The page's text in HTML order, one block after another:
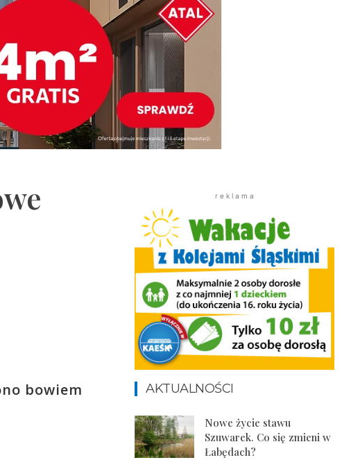
bowiem
r e k l a m a
AKTUALNOŚCI
Nowe życie stawu
Szuwarek. Co się zmieni w
Łabędach?